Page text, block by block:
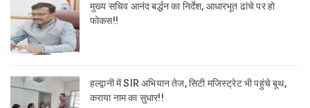
मुख्य सचिव आनंद बर्द्धन का निर्देश, आधारभूत ढांचे पर हो
फोकस!!
हल्द्वानी में SIR अभियान तेज, सिटी मजिस्ट्रेट भी पहुंचे बूथ,
कराया नाम का सुधार!!